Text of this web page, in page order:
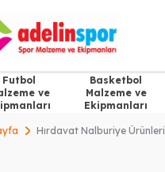
Futbol
ve
Basketbol
Malzeme ve
Ekipmanları
Hırdavat Nalburiye Ürünleri